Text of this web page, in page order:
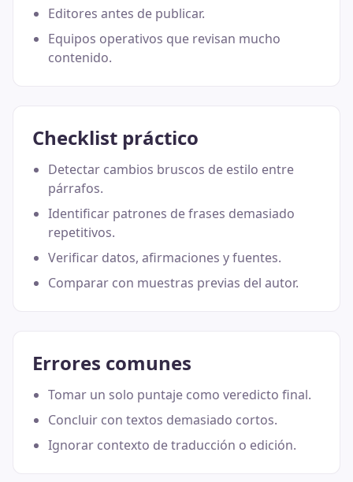
Editores antes de publicar.
Equipos operativos que revisan mucho
contenido.
Checklist práctico
Detectar cambios bruscos de estilo entre
párrafos.
Identificar patrones de frases demasiado
repetitivos.
Verificar datos, afirmaciones y fuentes.
Comparar con muestras previas del autor.
Errores comunes
Tomar un solo puntaje como veredicto final.
Concluir con textos demasiado cortos.
Ignorar contexto de traducción o edición.